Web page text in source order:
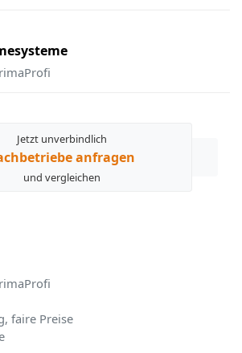
Jetzt unverbindlich
anfragen
und vergleichen
faire Preise